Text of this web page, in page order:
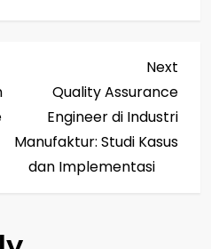
Post
Next
Quality Assurance
Engineer di Industri
Manufaktur: Studi Kasus
dan Implementasi